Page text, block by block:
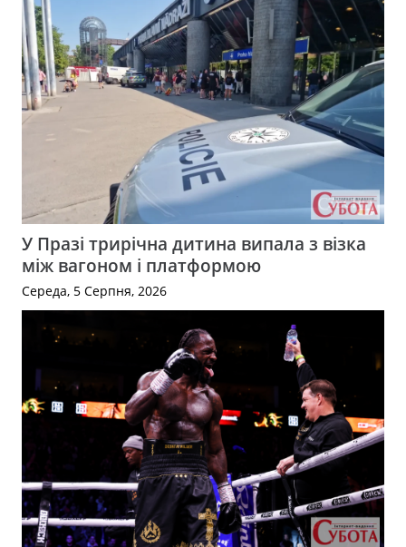
У Празі трирічна дитина випала з візка
між вагоном і платформою
Середа, 5 Серпня, 2026